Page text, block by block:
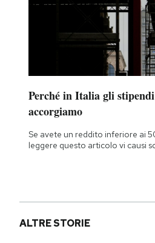
AREA PERSONALE
Area Personale
Newsletter
Regala il Post
Perché in Italia gli
accorgiamo
Se avete un reddito inferiore ai
leggere questo articolo vi causi
ALTRE STORIE